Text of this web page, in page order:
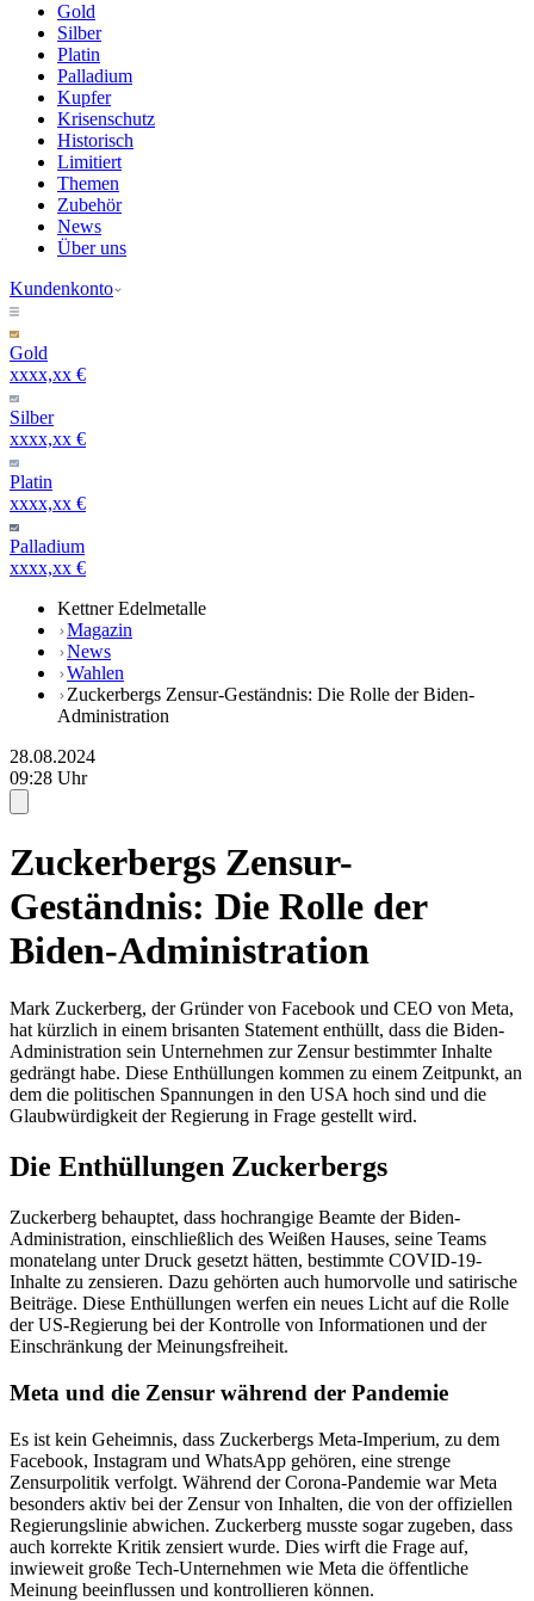
Gold
Silber
Platin
Palladium
Kupfer
Krisenschutz
Historisch
Limitiert
Themen
Zubehör
News
Über uns
Kundenkonto
Gold
xxxx,xx €
Silber
xxxx,xx €
Platin
xxxx,xx €
Palladium
xxxx,xx €
Kettner Edelmetalle
Magazin
News
Wahlen
Zuckerbergs Zensur-Geständnis: Die Rolle der Biden-
Administration
28.08.2024
09:28 Uhr
Zuckerbergs Zensur-
Geständnis: Die Rolle der
Biden-Administration
Mark Zuckerberg, der Gründer von Facebook und CEO von Meta,
hat kürzlich in einem brisanten Statement enthüllt, dass die Biden-
Administration sein Unternehmen zur Zensur bestimmter Inhalte
gedrängt habe. Diese Enthüllungen kommen zu einem Zeitpunkt, an
dem die politischen Spannungen in den USA hoch sind und die
Glaubwürdigkeit der Regierung in Frage gestellt wird.
Die Enthüllungen Zuckerbergs
Zuckerberg behauptet, dass hochrangige Beamte der Biden-
Administration, einschließlich des Weißen Hauses, seine Teams
monatelang unter Druck gesetzt hätten, bestimmte COVID-19-
Inhalte zu zensieren. Dazu gehörten auch humorvolle und satirische
Beiträge. Diese Enthüllungen werfen ein neues Licht auf die Rolle
der US-Regierung bei der Kontrolle von Informationen und der
Einschränkung der Meinungsfreiheit.
Meta und die Zensur während der Pandemie
Es ist kein Geheimnis, dass Zuckerbergs Meta-Imperium, zu dem
Facebook, Instagram und WhatsApp gehören, eine strenge
Zensurpolitik verfolgt. Während der Corona-Pandemie war Meta
besonders aktiv bei der Zensur von Inhalten, die von der offiziellen
Regierungslinie abwichen. Zuckerberg musste sogar zugeben, dass
auch korrekte Kritik zensiert wurde. Dies wirft die Frage auf,
inwieweit große Tech-Unternehmen wie Meta die öffentliche
Meinung beeinflussen und kontrollieren können.